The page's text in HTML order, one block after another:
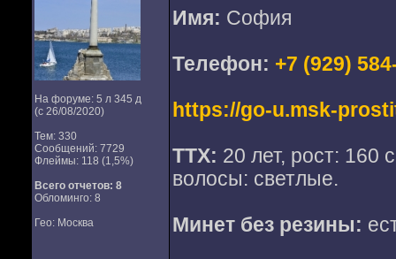
На форуме: 5 л 345 д
(с 26/08/2020)
Тем: 330
Сообщений: 7729
Флеймы: 118 (1,5%)
Всего отчетов: 8
Обломинго: 8
Гео: Москва
Имя: София
Телефон: +7 (929)
https://go-u.msk-
ТТХ: 20 лет, рост: 160
волосы: светлые.
Минет без резины: